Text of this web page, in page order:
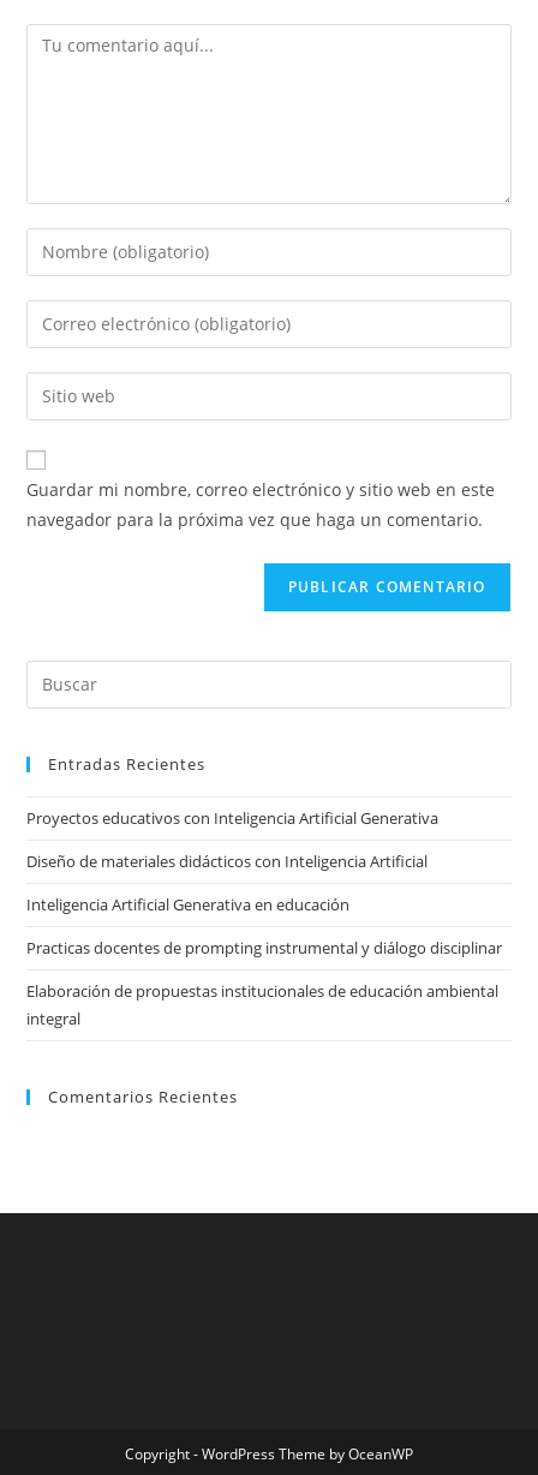
Comentario
Introducí
tu
nombre
de
usuario
para
comentar
Introducí
tu
dirección
de
electrónico
para
comentar
Introducí
la
URL
de
Guardar mi nombre, correo electrónico y sitio web en este
navegador para la próxima vez que haga un comentario.
Entradas Recientes
Proyectos educativos con Inteligencia Artificial Generativa
Diseño de materiales didácticos con Inteligencia Artificial
Inteligencia Artificial Generativa en educación
Practicas docentes de prompting instrumental y diálogo disciplinar
Elaboración de propuestas institucionales de educación ambiental
integral
Comentarios Recientes
Copyright - WordPress Theme by OceanWP